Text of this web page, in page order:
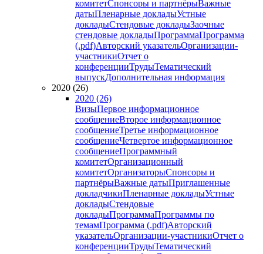
комитетСпонсоры и партнёрыВажные
датыПленарные докладыУстные
докладыСтендовые докладыЗаочные
стендовые докладыПрограммаПрограмма
(.pdf)Авторский указательОрганизации-
участникиОтчет о
конференцииТрудыТематический
выпускДополнительная информация
2020 (26)
2020 (26)
ВизыПервое информационное
сообщениеВторое информационное
сообщениеТретье информационное
сообщениеЧетвертое информационное
сообщениеПрограммный
комитетОрганизационный
комитетОрганизаторыСпонсоры и
партнёрыВажные датыПриглашенные
докладчикиПленарные докладыУстные
докладыСтендовые
докладыПрограммаПрограммы по
темамПрограмма (.pdf)Авторский
указательОрганизации-участникиОтчет о
конференцииТрудыТематический